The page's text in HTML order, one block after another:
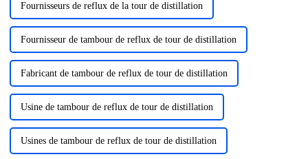
Fournisseurs de reflux de la tour de distillation
Fournisseur de tambour de reflux de tour de distillation
Fabricant de tambour de reflux de tour de distillation
Usine de tambour de reflux de tour de distillation
Usines de tambour de reflux de tour de distillation